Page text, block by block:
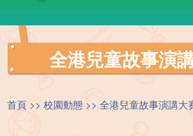
全港兒童故事演
首頁 校園動態 全港兒童故事演講大